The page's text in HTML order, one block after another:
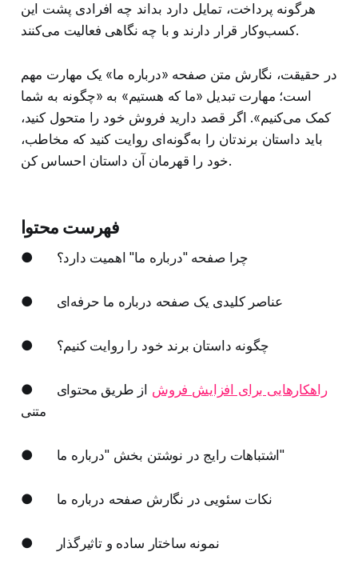
هرگونه پرداخت، تمایل دارد بداند چه افرادی پشت این
کسب‌وکار قرار دارند و با چه نگاهی فعالیت می‌کنند.
در حقیقت، نگارش متن صفحه «درباره ما» یک مهارت مهم
است؛ مهارت تبدیل «ما که هستیم» به «چگونه به شما
کمک می‌کنیم». اگر قصد دارید فروش خود را متحول کنید،
باید داستان برندتان را به‌گونه‌ای روایت کنید که مخاطب،
خود را قهرمان آن داستان احساس کن.
فهرست محتوا
● چرا صفحه "درباره ما" اهمیت دارد؟
● عناصر کلیدی یک صفحه درباره ما حرفه‌ای
● چگونه داستان برند خود را روایت کنیم؟
● راهکارهایی برای افزایش فروش از طریق محتوای
متنی
● اشتباهات رایج در نوشتن بخش "درباره ما"
● نکات سئویی در نگارش صفحه درباره ما
● نمونه ساختار ساده و تاثیرگذار